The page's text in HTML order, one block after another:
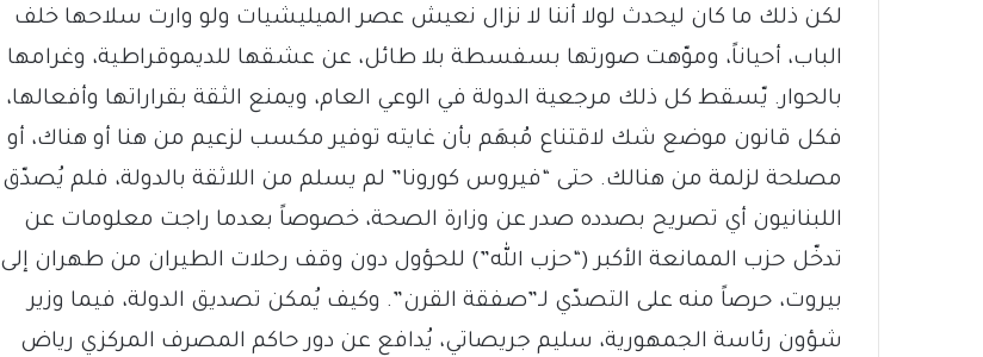
لكن ذلك ما كان ليحدث لولا أننا لا نزال نعيش عصر الميليشيات ولو وارت سلاحها خلف
الباب، أحياناً، وموّهت صورتها بسفسطة بلا طائل، عن عشقها للديموقراطية، وغرامها
بالحوار. يّسقط كل ذلك مرجعية الدولة في الوعي العام، ويمنع الثقة بقراراتها وأفعالها،
فكل قانون موضع شك لاقتناع مُبهَم بأن غايته توفير مكسب لزعيم من هنا أو هناك، أو
مصلحة لزلمة من هنالك. حتى “فيروس كورونا” لم يسلم من اللاثقة بالدولة، فلم يُصدّق
اللبنانيون أي تصريح بصدده صدر عن وزارة الصحة، خصوصاً بعدما راجت معلومات عن
تدخّل حزب الممانعة الأكبر (“حزب الله”) للحؤول دون وقف رحلات الطيران من طهران إلى
بيروت، حرصاً منه على التصدّي لـ”صفقة القرن”. وكيف يُمكن تصديق الدولة، فيما وزير
شؤون رئاسة الجمهورية، سليم جريصاتي، يُدافع عن دور حاكم المصرف المركزي رياض